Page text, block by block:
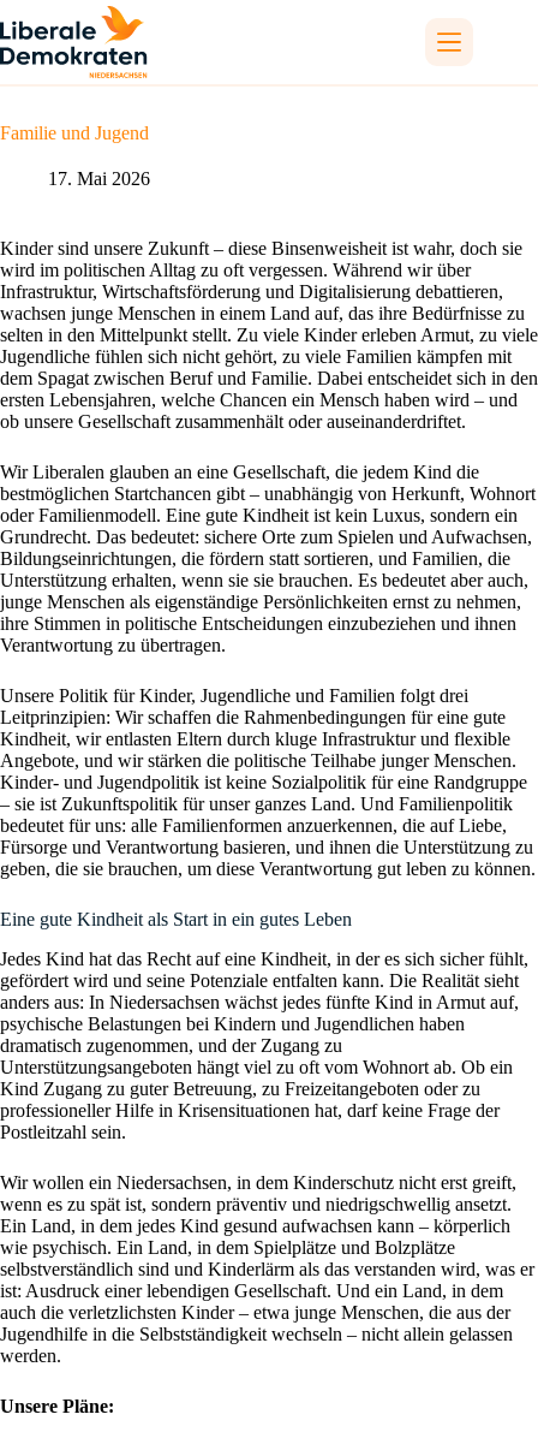
Inhalt
springen
Familie und Jugend
17. Mai 2026
Kinder sind unsere Zukunft – diese Binsenweisheit ist wahr, doch sie
wird im politischen Alltag zu oft vergessen. Während wir über
Infrastruktur, Wirtschaftsförderung und Digitalisierung debattieren,
wachsen junge Menschen in einem Land auf, das ihre Bedürfnisse zu
selten in den Mittelpunkt stellt. Zu viele Kinder erleben Armut, zu viele
Jugendliche fühlen sich nicht gehört, zu viele Familien kämpfen mit
dem Spagat zwischen Beruf und Familie. Dabei entscheidet sich in den
ersten Lebensjahren, welche Chancen ein Mensch haben wird – und
ob unsere Gesellschaft zusammenhält oder auseinanderdriftet.
Wir Liberalen glauben an eine Gesellschaft, die jedem Kind die
bestmöglichen Startchancen gibt – unabhängig von Herkunft, Wohnort
oder Familienmodell. Eine gute Kindheit ist kein Luxus, sondern ein
Grundrecht. Das bedeutet: sichere Orte zum Spielen und Aufwachsen,
Bildungseinrichtungen, die fördern statt sortieren, und Familien, die
Unterstützung erhalten, wenn sie sie brauchen. Es bedeutet aber auch,
junge Menschen als eigenständige Persönlichkeiten ernst zu nehmen,
ihre Stimmen in politische Entscheidungen einzubeziehen und ihnen
Verantwortung zu übertragen.
Unsere Politik für Kinder, Jugendliche und Familien folgt drei
Leitprinzipien: Wir schaffen die Rahmenbedingungen für eine gute
Kindheit, wir entlasten Eltern durch kluge Infrastruktur und flexible
Angebote, und wir stärken die politische Teilhabe junger Menschen.
Kinder- und Jugendpolitik ist keine Sozialpolitik für eine Randgruppe
– sie ist Zukunftspolitik für unser ganzes Land. Und Familienpolitik
bedeutet für uns: alle Familienformen anzuerkennen, die auf Liebe,
Fürsorge und Verantwortung basieren, und ihnen die Unterstützung zu
geben, die sie brauchen, um diese Verantwortung gut leben zu können.
Eine gute Kindheit als Start in ein gutes Leben
Jedes Kind hat das Recht auf eine Kindheit, in der es sich sicher fühlt,
gefördert wird und seine Potenziale entfalten kann. Die Realität sieht
anders aus: In Niedersachsen wächst jedes fünfte Kind in Armut auf,
psychische Belastungen bei Kindern und Jugendlichen haben
dramatisch zugenommen, und der Zugang zu
Unterstützungsangeboten hängt viel zu oft vom Wohnort ab. Ob ein
Kind Zugang zu guter Betreuung, zu Freizeitangeboten oder zu
professioneller Hilfe in Krisensituationen hat, darf keine Frage der
Postleitzahl sein.
Wir wollen ein Niedersachsen, in dem Kinderschutz nicht erst greift,
wenn es zu spät ist, sondern präventiv und niedrigschwellig ansetzt.
Ein Land, in dem jedes Kind gesund aufwachsen kann – körperlich
wie psychisch. Ein Land, in dem Spielplätze und Bolzplätze
selbstverständlich sind und Kinderlärm als das verstanden wird, was er
ist: Ausdruck einer lebendigen Gesellschaft. Und ein Land, in dem
auch die verletzlichsten Kinder – etwa junge Menschen, die aus der
Jugendhilfe in die Selbstständigkeit wechseln – nicht allein gelassen
werden.
Unsere Pläne: